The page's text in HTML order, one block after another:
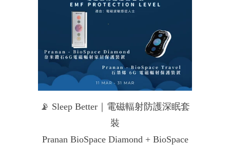
📡 Sleep Better｜電磁輻射防護深眠套
裝
Pranan BioSpace Diamond + BioSpace